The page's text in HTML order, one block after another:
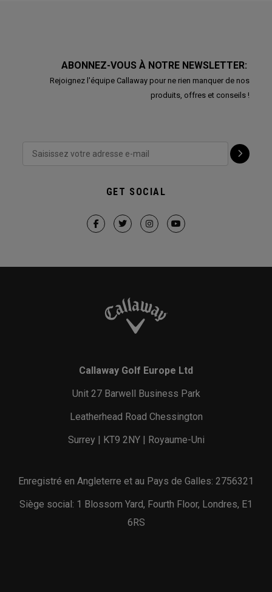
ABONNEZ-VOUS À NOTRE NEWSLETTER:
Rejoignez l'équipe Callaway pour ne rien manquer de nos
produits, offres et conseils !
GET SOCIAL
Callaway Golf Europe Ltd
Unit 27 Barwell Business Park
Leatherhead Road Chessington
Surrey | KT9 2NY | Royaume-Uni
Enregistré en Angleterre et au Pays de Galles: 2756321
Siège social: 1 Blossom Yard, Fourth Floor, Londres, E1
6RS